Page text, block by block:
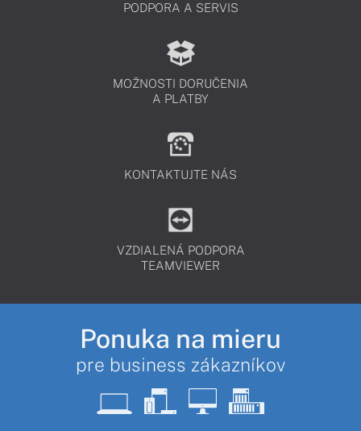
PODPORA A SERVIS
MOŽNOSTI DORUČENIA
A PLATBY
KONTAKTUJTE NÁS
VZDIALENÁ PODPORA
TEAMVIEWER
Ponuka na mieru
pre business zákazníkov